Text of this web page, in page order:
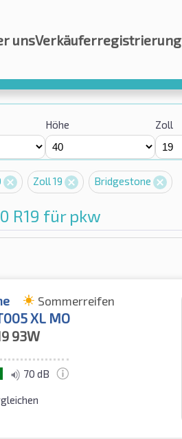
unsVerkäuferregistrierung
Höhe Zoll
Zoll 19 Bridgestone
R19 für pkw
Sommerreifen
XL MO
93W
70 dB